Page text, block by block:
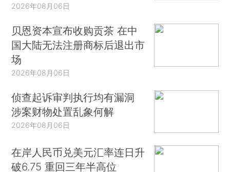
2026年08月06日
贝恩资本宣布收购贡茶 在中
国大陆无法注册商标后退出市
场
2026年08月06日
侦查起诉审判执行均有漏洞
涉案财物处置乱象何解
2026年08月06日
在岸人民币兑美元汇率连日升
破6.75 重回三年半高位